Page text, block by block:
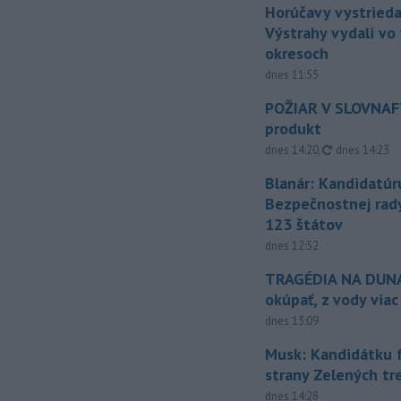
Horúčavy
Výstrahy vydali vo
okresoch
dnes 11:55
POŽIAR V
produkt
dnes 14:20, aktualizované
dnes 14:23
Blanár:
Bezpečnostnej
123 štátov
dnes 12:52
TRAGÉDIA NA
okúpať, z vody
dnes 13:09
Musk: Kandidátku
strany Zelených
dnes 14:28